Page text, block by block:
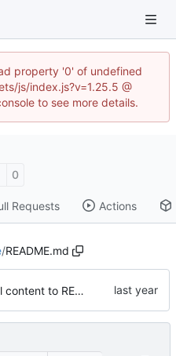
property '0' of undefined
js/index.js?v=1.25.5 @
to see more details.
0
Requests Actions
/README.md
Add substantial content to README.md